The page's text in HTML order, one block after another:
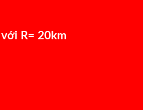
R= 20km